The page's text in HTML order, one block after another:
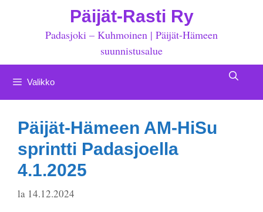
Päijät-Rasti Ry
Padasjoki – Kuhmoinen | Päijät-Hämeen
suunnistusalue
Valikko
Päijät-Hämeen AM-HiSu
sprintti Padasjoella
4.1.2025
la 14.12.2024